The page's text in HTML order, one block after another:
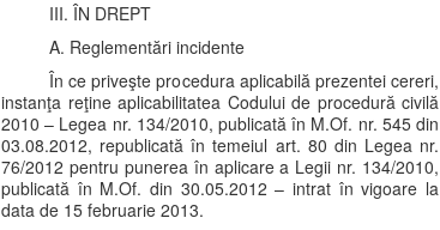
III. ÎN DREPT
A. Reglementări incidente
În ce priveşte procedura aplicabilă prezentei cereri,
instanţa reţine aplicabilitatea Codului de procedură civilă
2010 – Legea nr. 134/2010, publicată în M.Of. nr. 545 din
03.08.2012, republicată în temeiul art. 80 din Legea nr.
76/2012 pentru punerea în aplicare a Legii nr. 134/2010,
publicată în M.Of. din 30.05.2012 – intrat în vigoare la
data de 15 februarie 2013.